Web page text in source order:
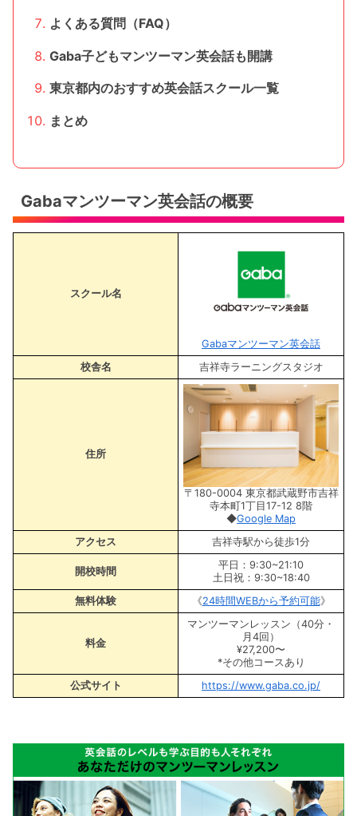
よくある質問（FAQ）
Gaba子どもマンツーマン英会話も開講
東京都内のおすすめ英会話スクール一覧
まとめ
Gabaマンツーマン英会話の概要
スクール名
Gabaマンツーマン英会話
校舎名
吉祥寺ラーニングスタジオ
住所
〒180-0004 東京都武蔵野市吉祥
寺本町1丁目17-12 8階
◆Google Map
アクセス
吉祥寺駅から徒歩1分
開校時間
平日：9:30~21:10
土日祝：9:30~18:40
無料体験
《24時間WEBから予約可能》
料金
マンツーマンレッスン（40分・
月4回）
¥27,200〜
*その他コースあり
公式サイト
https://www.gaba.co.jp/